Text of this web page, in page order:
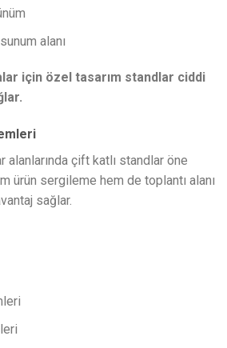
alanı
için özel tasarım standlar ciddi
alanlarında çift katlı standlar öne
ürün sergileme hem de toplantı alanı
sağlar.